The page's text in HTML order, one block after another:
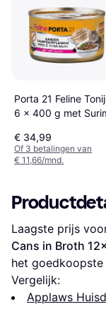
Porta 21 Feline
6 x 400 g met
€ 34,99
Of 3 betalingen van
€ 11,66/mnd.
Laagste prijs
Cans in Broth
het
Vergelijk:
Applaws